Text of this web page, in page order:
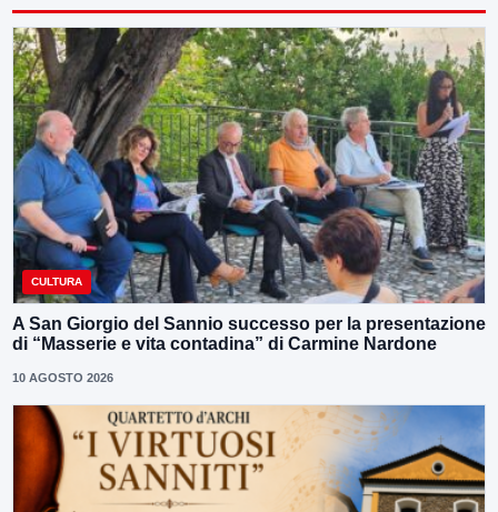
CULTURA
A San Giorgio del Sannio successo per la presentazione
di “Masserie e vita contadina” di Carmine Nardone
10 AGOSTO 2026